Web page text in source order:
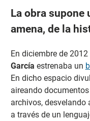
La obra supone
amena, de la
En diciembre de
García estrenaba un
En dicho espacio
aireando
archivos,
a través de un